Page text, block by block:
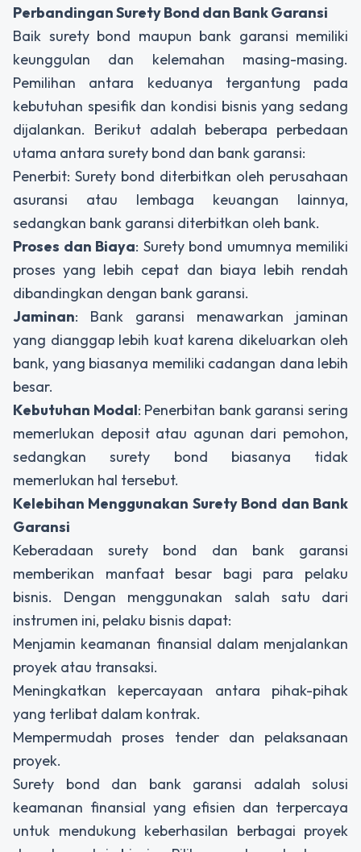
Perbandingan Surety Bond dan Bank Garansi
Baik surety bond maupun bank garansi memiliki
keunggulan dan kelemahan masing-masing.
Pemilihan antara keduanya tergantung pada
kebutuhan spesifik dan kondisi bisnis yang sedang
dijalankan. Berikut adalah beberapa perbedaan
utama antara surety bond dan bank garansi:
Penerbit: Surety bond diterbitkan oleh perusahaan
asuransi atau lembaga keuangan lainnya,
sedangkan bank garansi diterbitkan oleh bank.
Proses dan Biaya: Surety bond umumnya memiliki
proses yang lebih cepat dan biaya lebih rendah
dibandingkan dengan bank garansi.
Jaminan: Bank garansi menawarkan jaminan
yang dianggap lebih kuat karena dikeluarkan oleh
bank, yang biasanya memiliki cadangan dana lebih
besar.
Kebutuhan Modal: Penerbitan bank garansi sering
memerlukan deposit atau agunan dari pemohon,
sedangkan surety bond biasanya tidak
memerlukan hal tersebut.
Kelebihan Menggunakan Surety Bond dan Bank
Garansi
Keberadaan surety bond dan bank garansi
memberikan manfaat besar bagi para pelaku
bisnis. Dengan menggunakan salah satu dari
instrumen ini, pelaku bisnis dapat:
Menjamin keamanan finansial dalam menjalankan
proyek atau transaksi.
Meningkatkan kepercayaan antara pihak-pihak
yang terlibat dalam kontrak.
Mempermudah proses tender dan pelaksanaan
proyek.
Surety bond dan bank garansi adalah solusi
keamanan finansial yang efisien dan terpercaya
untuk mendukung keberhasilan berbagai proyek